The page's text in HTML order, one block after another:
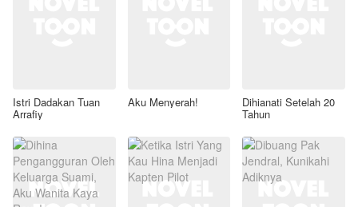
Istri Dadakan Tuan
Arrafiy
Aku Menyerah! Dihianati Setelah 20
Tahun